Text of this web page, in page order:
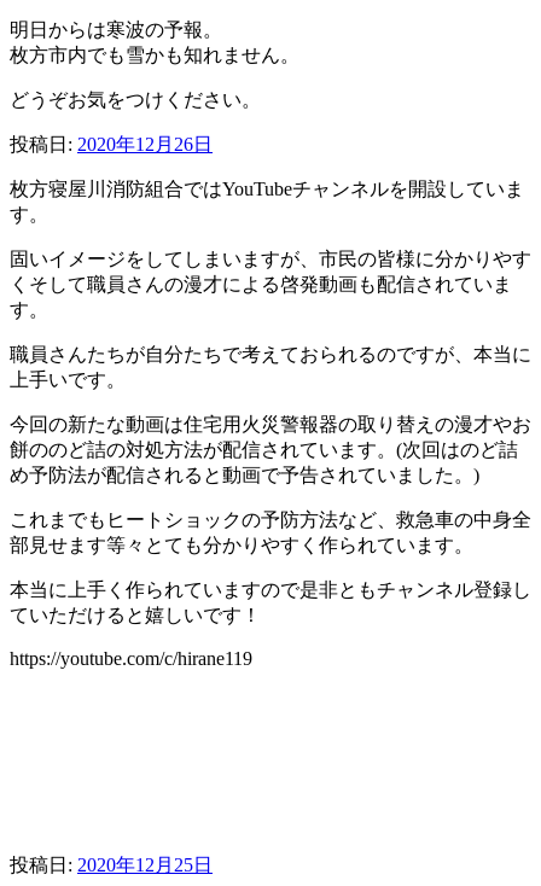
明日からは寒波の予報。
枚方市内でも雪かも知れません。
どうぞお気をつけください。
投稿日: 2020年12月26日
枚方寝屋川消防組合ではYouTubeチャンネルを開設していま
す。
固いイメージをしてしまいますが、市民の皆様に分かりやす
くそして職員さんの漫才による啓発動画も配信されていま
す。
職員さんたちが自分たちで考えておられるのですが、本当に
上手いです。
今回の新たな動画は住宅用火災警報器の取り替えの漫才やお
餅ののど詰の対処方法が配信されています。(次回はのど詰
め予防法が配信されると動画で予告されていました。)
これまでもヒートショックの予防方法など、救急車の中身全
部見せます等々とても分かりやすく作られています。
本当に上手く作られていますので是非ともチャンネル登録し
ていただけると嬉しいです！
https://youtube.com/c/hirane119
投稿日: 2020年12月25日